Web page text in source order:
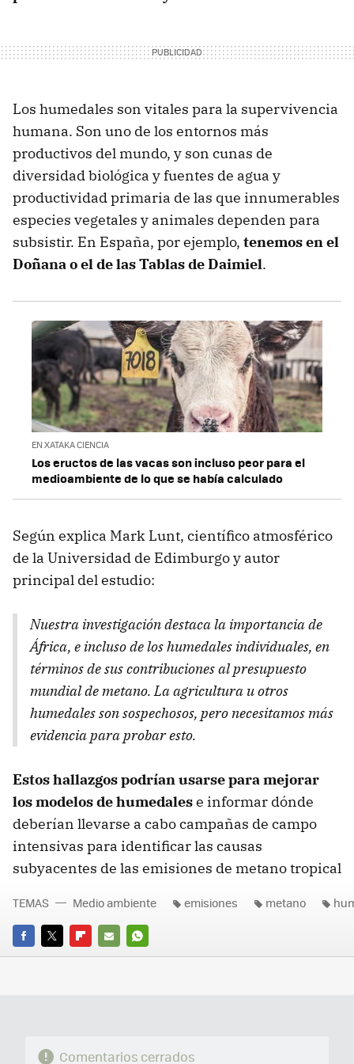
Los humedales son vitales para la supervivencia
humana. Son uno de los entornos más
productivos del mundo, y son cunas de
diversidad biológica y fuentes de agua y
productividad primaria de las que innumerables
especies vegetales y animales dependen para
subsistir. En España, por ejemplo, tenemos en el
Doñana o el de las Tablas de Daimiel.
EN XATAKA CIENCIA
Los eructos de las vacas son incluso peor para el
medioambiente de lo que se había calculado
Según explica Mark Lunt, científico atmosférico
de la Universidad de Edimburgo y autor
principal del estudio:
Nuestra investigación destaca la importancia de
África, e incluso de los humedales individuales, en
términos de sus contribuciones al presupuesto
mundial de metano. La agricultura u otros
humedales son sospechosos, pero necesitamos más
evidencia para probar esto.
Estos hallazgos podrían usarse para mejorar
los modelos de humedalese informar dónde
deberían llevarse a cabo campañas de campo
intensivas para identificar las causas
subyacentes de las emisiones de metano tropical
FACEBOOK
TWITTERFLIPBOARD
E-
WHATSAPP
TEMAS Medio ambiente emisiones metano
Comentarios cerrados